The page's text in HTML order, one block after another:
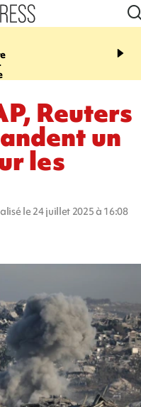
10:33
l’enfance - une
Reuters
un
les
le 24 juillet 2025 à 16:08